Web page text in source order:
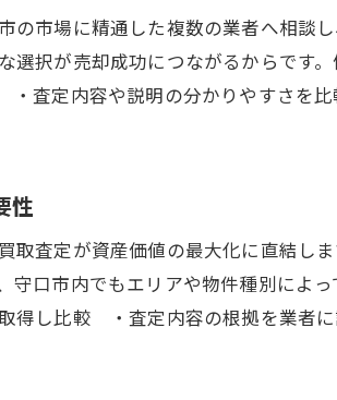
の市場に精通した複数の業者へ相談
選択が売却成功につながるからです
・査定内容や説明の分かりやすさ
性
取査定が資産価値の最大化に直結し
守口市内でもエリアや物件種別によ
し比較 ・査定内容の根拠を業者